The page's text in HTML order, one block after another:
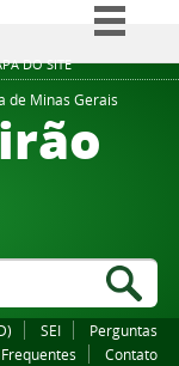
DO SITE
BR
de Minas Gerais
SEI
Perguntas
Frequentes
Contato